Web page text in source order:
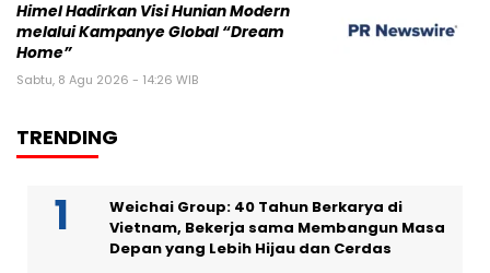
Himel Hadirkan Visi Hunian Modern
melalui Kampanye Global “Dream
Home”
Sabtu, 8 Agu 2026 - 14:26 WIB
TRENDING
Weichai Group: 40 Tahun Berkarya di
Vietnam, Bekerja sama Membangun Masa
Depan yang Lebih Hijau dan Cerdas